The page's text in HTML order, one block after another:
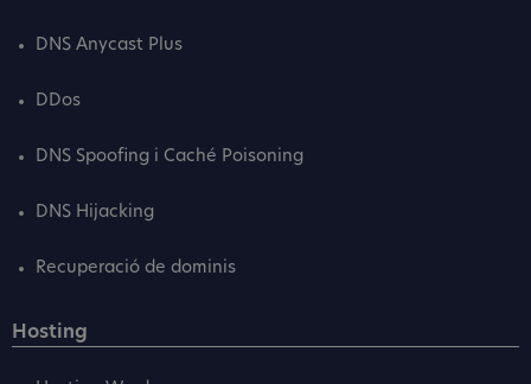
DNS Anycast Plus
DDos
DNS Spoofing i Caché Poisoning
DNS Hijacking
Recuperació de dominis
Hosting